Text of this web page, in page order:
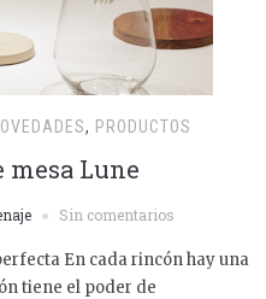
, PRODUCTOS
mesa Lune
Sin comentarios
En cada rincón hay una
tiene el poder de